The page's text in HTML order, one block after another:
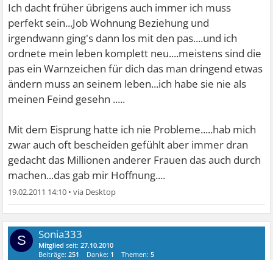
Ich dacht früher übrigens auch immer ich muss
perfekt sein...Job Wohnung Beziehung und
irgendwann ging's dann los mit den pas....und ich
ordnete mein leben komplett neu....meistens sind die
pas ein Warnzeichen für dich das man dringend etwas
ändern muss an seinem leben...ich habe sie nie als
meinen Feind gesehn .....
Mit dem Eisprung hatte ich nie Probleme.....hab mich
zwar auch oft bescheiden gefühlt aber immer dran
gedacht das Millionen anderer Frauen das auch durch
machen...das gab mir Hoffnung....
19.02.2011 14:10 •
S Sonia333
Mitglied seit:27.10.2010
Beiträge:251 Danke: 1 Themen:5